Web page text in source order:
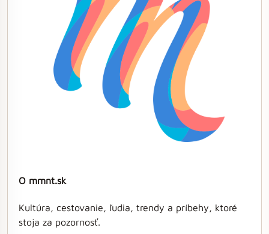
O mmnt.sk
Kultúra, cestovanie, ľudia, trendy a príbehy, ktoré
stoja za pozornosť.